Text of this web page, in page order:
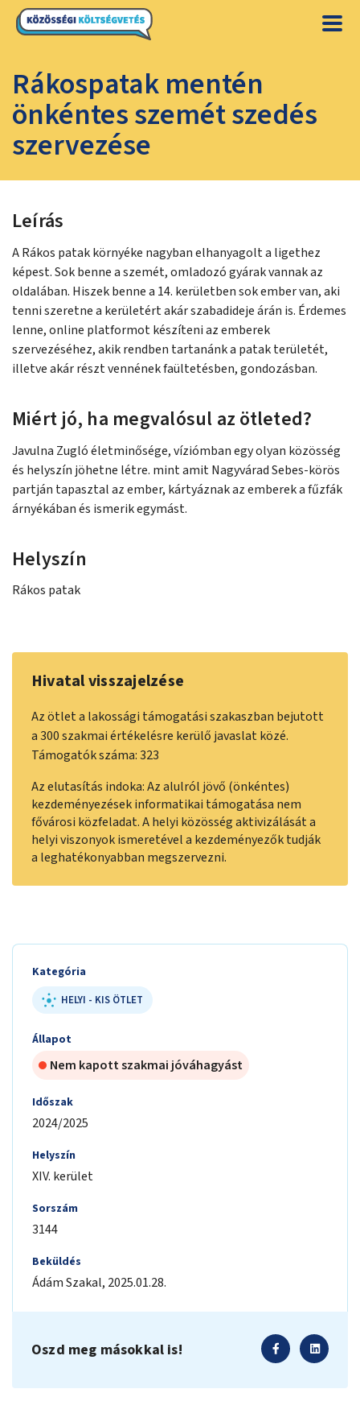
Rákospatak mentén
önkéntes szemét szedés
szervezése
Leírás
A Rákos patak környéke nagyban elhanyagolt a ligethez
képest. Sok benne a szemét, omladozó gyárak vannak az
oldalában. Hiszek benne a 14. kerületben sok ember van, aki
tenni szeretne a kerületért akár szabadideje árán is. Érdemes
lenne, online platformot készíteni az emberek
szervezéséhez, akik rendben tartanánk a patak területét,
illetve akár részt vennének faültetésben, gondozásban.
Miért jó, ha megvalósul az ötleted?
Javulna Zugló életminősége, víziómban egy olyan közösség
és helyszín jöhetne létre. mint amit Nagyvárad Sebes-körös
partján tapasztal az ember, kártyáznak az emberek a fűzfák
árnyékában és ismerik egymást.
Helyszín
Rákos patak
Hivatal visszajelzése
Az ötlet a lakossági támogatási szakaszban bejutott
a 300 szakmai értékelésre kerülő javaslat közé.
Támogatók száma: 323
Az elutasítás indoka: Az alulról jövő (önkéntes)
kezdeményezések informatikai támogatása nem
fővárosi közfeladat. A helyi közösség aktivizálását a
helyi viszonyok ismeretével a kezdeményezők tudják
a leghatékonyabban megszervezni.
Kategória
HELYI - KIS ÖTLET
Állapot
Nem kapott szakmai jóváhagyást
Időszak
2024/2025
Helyszín
XIV. kerület
Sorszám
3144
Beküldés
ÁdámSzakal, 2025.01.28.
Oszd meg másokkal is!